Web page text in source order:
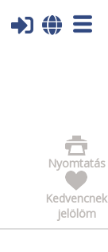
itt:
Nyomtatás
Kedvencnek
jelölöm